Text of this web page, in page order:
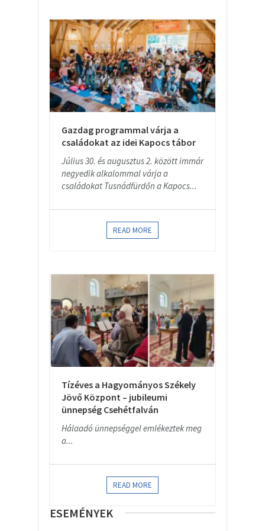
Gazdag programmal várja a
családokat az idei Kapocs tábor
Július 30. és augusztus 2. között immár
negyedik alkalommal várja a
családokat Tusnádfürdőn a Kapocs...
READ MORE
Tízéves a Hagyományos Székely
Jövő Központ – jubileumi
ünnepség Csehétfalván
Hálaadó ünnepséggel emlékeztek meg
a...
READ MORE
ESEMÉNYEK